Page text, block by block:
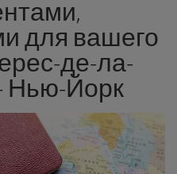
для вашего
де-ла-
Нью-Йорк